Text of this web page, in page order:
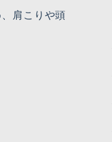
肩こりや頭